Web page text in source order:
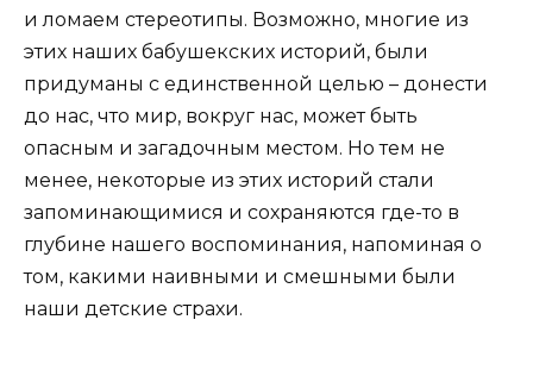
и ломаем стереотипы. Возможно, многие из
этих наших бабушекских историй, были
придуманы с единственной целью – донести
до нас, что мир, вокруг нас, может быть
опасным и загадочным местом. Но тем не
менее, некоторые из этих историй стали
запоминающимися и сохраняются где-то в
глубине нашего воспоминания, напоминая о
том, какими наивными и смешными были
наши детские страхи.